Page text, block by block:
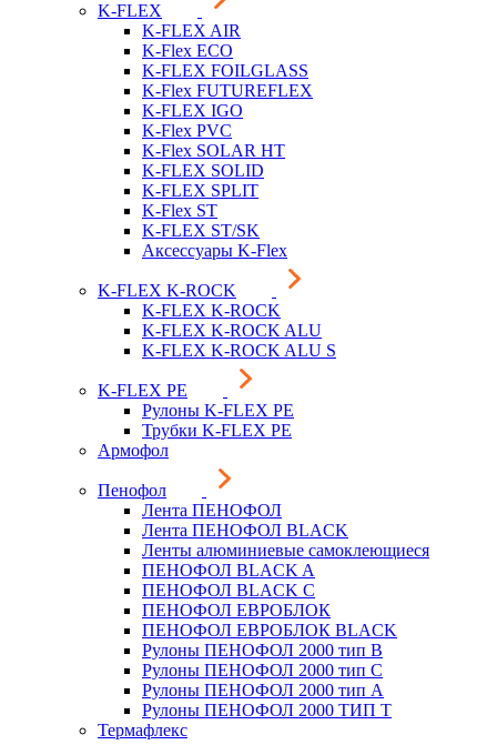
K-FLEX
K-FLEX AIR
K-Flex ECO
K-FLEX FOILGLASS
K-Flex FUTUREFLEX
K-FLEX IGO
K-Flex PVC
K-Flex SOLAR HT
K-FLEX SOLID
K-FLEX SPLIT
K-Flex ST
K-FLEX ST/SK
Аксессуары K-Flex
K-FLEX K-ROCK
K-FLEX K-ROCK
K-FLEX K-ROCK ALU
K-FLEX K-ROCK ALU S
K-FLEX PE
Рулоны K-FLEX PE
Трубки K-FLEX PE
Армофол
Пенофол
Лента ПЕНОФОЛ
Лента ПЕНОФОЛ BLACK
Ленты алюминиевые самоклеющиеся
ПЕНОФОЛ BLACK A
ПЕНОФОЛ BLACK С
ПЕНОФОЛ ЕВРОБЛОК
ПЕНОФОЛ ЕВРОБЛОК BLACK
Рулоны ПЕНОФОЛ 2000 тип B
Рулоны ПЕНОФОЛ 2000 тип C
Рулоны ПЕНОФОЛ 2000 тип А
Рулоны ПЕНОФОЛ 2000 ТИП Т
Термафлекс